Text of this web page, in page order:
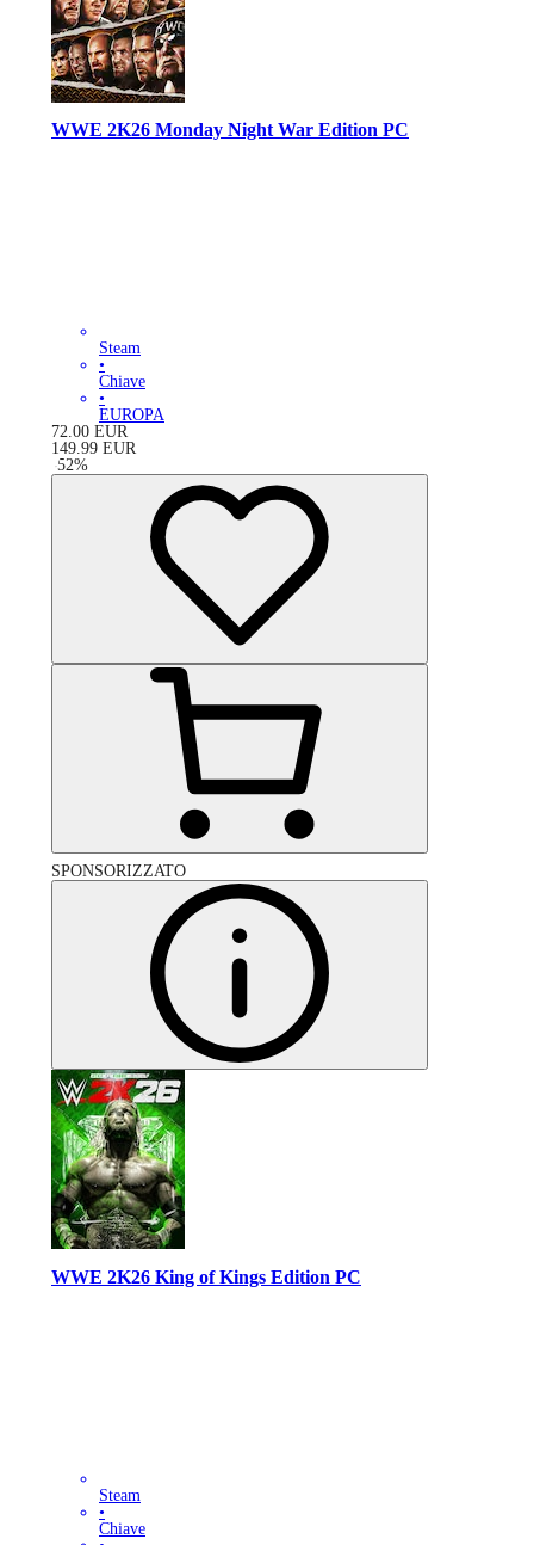
WWE 2K26 Monday Night War Edition PC
Steam
•
Chiave
•
EUROPA
72.00 EUR
149.99 EUR
-52%
SPONSORIZZATO
WWE 2K26 King of Kings Edition PC
Steam
•
Chiave